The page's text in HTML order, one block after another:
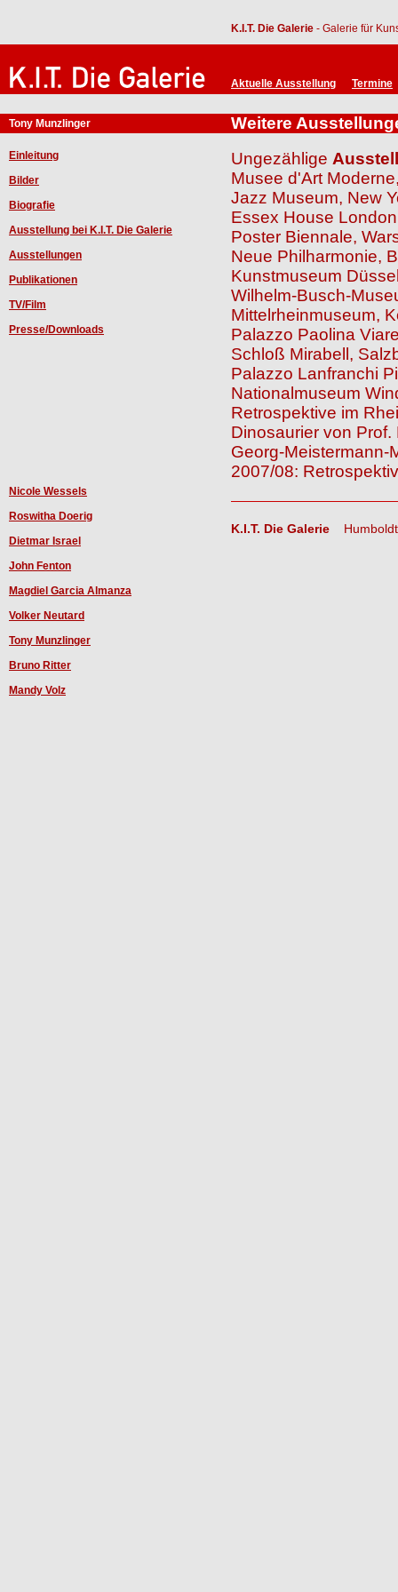
K.I.T. Die Galerie - Galerie für
Aktuelle Ausstellung Termine
Tony Munzlinger Weitere
Einleitung
Bilder
Biografie
Ausstellung bei K.I.T. Die Galerie
Ausstellungen
Publikationen
TV/Film
Presse/Downloads
Nicole Wessels
Roswitha Doerig
Dietmar Israel
John Fenton
Magdiel Garcia Almanza
Volker Neutard
Tony Munzlinger
Bruno Ritter
Mandy Volz
Ungezählige
Musee d'Art
Jazz Museum, New
Essex House London
Poster Biennale,
Neue Philharmonie,
Kunstmuseum
Wilhelm-Busch-
Mittelrheinmuseum,
Palazzo Paolina
Schloß Mirabell,
Palazzo Lanfranchi
Nationalmuseum
Retrospektive im
Dinosaurier von
Georg-Meistermann-
2007/08:
K.I.T. Die Galerie